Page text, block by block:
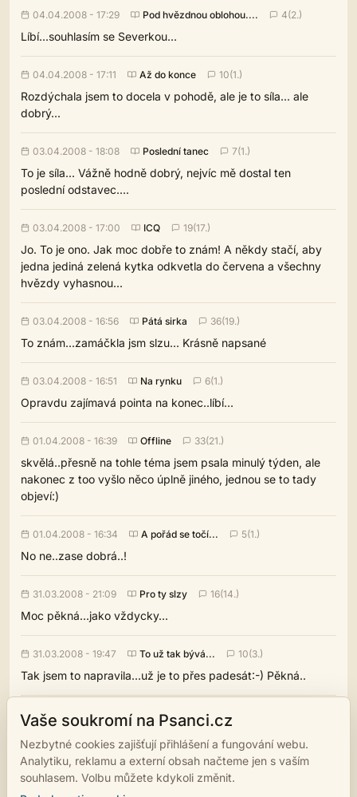
04.04.2008 - 17:29 Pod hvězdnou oblohou.... 4(2.)
Líbí...souhlasím se Severkou...
04.04.2008 - 17:11 Až do konce 10(1.)
Rozdýchala jsem to docela v pohodě, ale je to síla... ale
dobrý...
03.04.2008 - 18:08 Poslední tanec 7(1.)
To je síla... Vážně hodně dobrý, nejvíc mě dostal ten
poslední odstavec....
03.04.2008 - 17:00 ICQ 19(17.)
Jo. To je ono. Jak moc dobře to znám! A někdy stačí, aby
jedna jediná zelená kytka odkvetla do červena a všechny
hvězdy vyhasnou...
03.04.2008 - 16:56 Pátá sirka 36(19.)
To znám...zamáčkla jsm slzu... Krásně napsané
03.04.2008 - 16:51 Na rynku 6(1.)
Opravdu zajímavá pointa na konec..líbí...
01.04.2008 - 16:39 Offline 33(21.)
skvělá..přesně na tohle téma jsem psala minulý týden, ale
nakonec z too vyšlo něco úplně jiného, jednou se to tady
objeví:)
01.04.2008 - 16:34 A pořád se točí... 5(1.)
No ne..zase dobrá..!
31.03.2008 - 21:09 Pro ty slzy 16(14.)
Moc pěkná...jako vždycky...
31.03.2008 - 19:47 To už tak bývá... 10(3.)
Tak jsem to napravila...už je to přes padesát:-) Pěkná..
30.03.2008 - 18:19 A co teď? 13(1.)
‹ 1 … 7 8 9 10
Vaše soukromí na Psanci.cz
Nezbytné cookies zajišťují přihlášení a fungování webu.
Analytiku, reklamu a externí obsah načteme jen s vaším
souhlasem. Volbu můžete kdykoli změnit.